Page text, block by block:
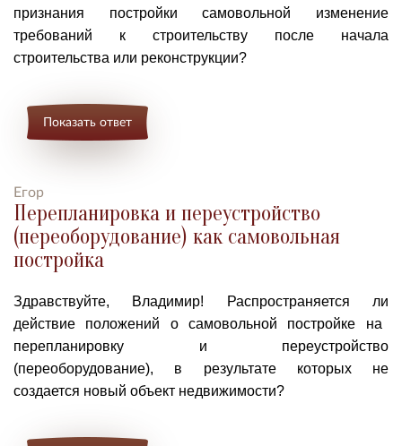
признания постройки самовольной изменение
требований к строительству после начала
строительства или реконструкции?
Показать ответ
Егор
Перепланировка и переустройство
(переоборудование) как самовольная
постройка
Здравствуйте, Владимир! Распространяетсяли
действие положений о самовольной постройке на
перепланировку и переустройство
(переоборудование), в результате которых не
создается новый объект недвижимости?